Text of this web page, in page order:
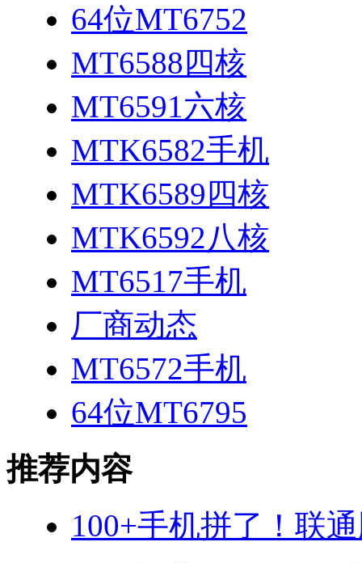
64位MT6752
MT6588四核
MT6591六核
MTK6582手机
MTK6589四核
MTK6592八核
MT6517手机
厂商动态
MT6572手机
64位MT6795
推荐内容
100+手机拼了！联